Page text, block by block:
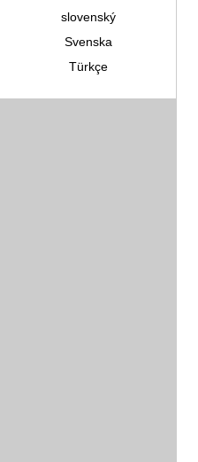
slovenský
Svenska
Türkçe